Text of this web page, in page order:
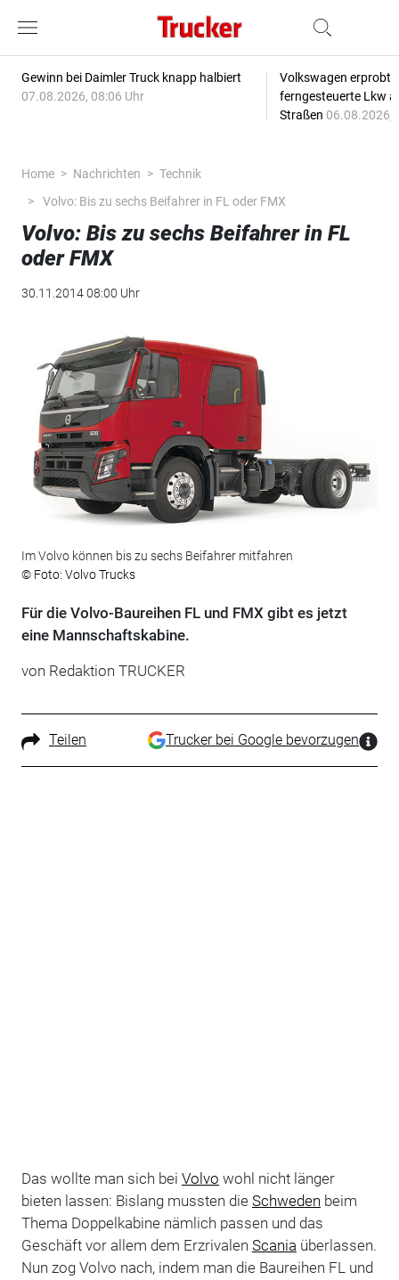
Gewinn bei Daimler Truck knapp halbiert
07.08.2026, 08:06 Uhr
Volkswagen erprobt
ferngesteuerte Lkw
Straßen 06.08.2026,
Home Nachrichten
Technik
Volvo: Bis zu sechs Beifahrer in FL oder FMX
Volvo: Bis zu sechs Beifahrer in FL
oder FMX
30.11.2014 08:00 Uhr
Im Volvo können bis zu sechs Beifahrer mitfahren
© Foto: Volvo Trucks
Für die Volvo-Baureihen FL und FMX gibt es jetzt
eine Mannschaftskabine.
von Redaktion TRUCKER
Teilen Trucker bei Google bevorzugen
Das wollte man sich bei Volvo wohl nicht länger
bieten lassen: Bislang mussten die Schweden beim
Thema Doppelkabine nämlich passen und das
Geschäft vor allem dem Erzrivalen Scania überlassen.
Nun zog Volvo nach, indem man die Baureihen FL und